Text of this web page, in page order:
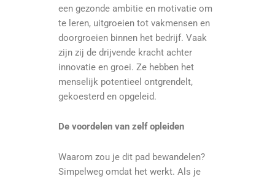
een gezonde ambitie en motivatie om
te leren, uitgroeien tot vakmensen en
doorgroeien binnen het bedrijf. Vaak
zijn zij de drijvende kracht achter
innovatie en groei. Ze hebben het
menselijk potentieel ontgrendelt,
gekoesterd en opgeleid.
De voordelen van zelf opleiden
Waarom zou je dit pad bewandelen?
Simpelweg omdat het werkt. Als je